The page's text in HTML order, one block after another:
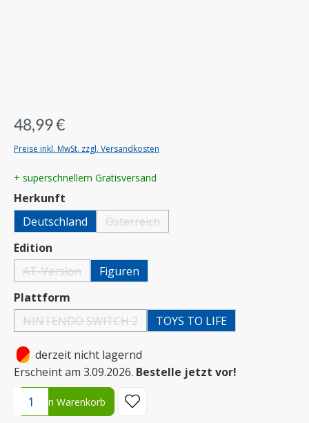
48,99 €
Preise inkl. MwSt. zzgl. Versandkosten
+ superschnellem Gratisversand
Herkunft
Deutschland
Österreich(Diese Option ist zurzeit nicht verfügbar.)
Edition
AT-Version(Diese Option ist zurzeit nicht verfügbar.)
Figuren
Plattform
NINTENDO SWITCH 2(Diese Option ist zurzeit nicht verfügbar.)
TOYS TO LIFE
•
derzeit nicht lagernd
Erscheint am 3.09.2026. Bestelle jetzt vor!
Produkt Anzahl: Gib den gewünschten Wert ein oder benutze
In den Warenkorb